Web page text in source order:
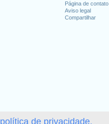
política de privacidade.
Página de contato
Aviso legal
Compartilhar